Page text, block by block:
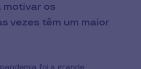
motivar os
vezes têm um maior